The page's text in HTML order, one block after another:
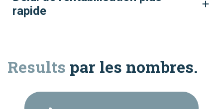
rapide
Results par les nombres.